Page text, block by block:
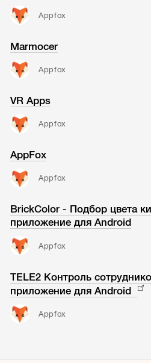
Appfox
Marmocer
Appfox
VR Apps
Appfox
AppFox
Appfox
BrickColor - Подбор цвета
приложение для Android
Appfox
TELE2 Контроль
приложение для Android
Appfox